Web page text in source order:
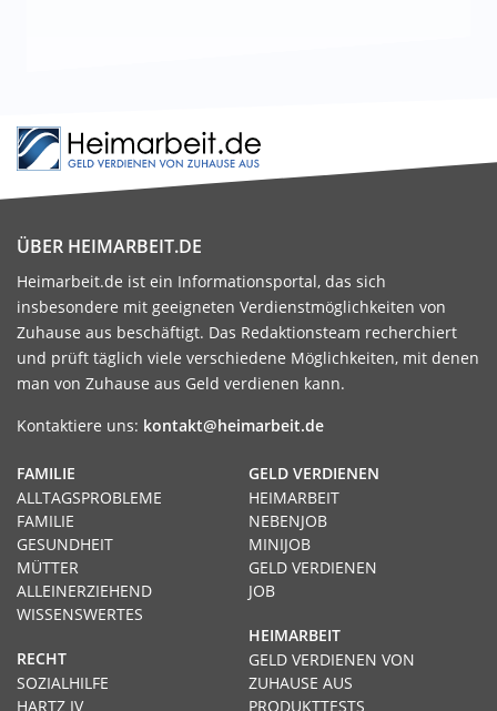
ÜBER HEIMARBEIT.DE
Heimarbeit.de ist ein Informationsportal, das sich
insbesondere mit geeigneten Verdienstmöglichkeiten von
Zuhause aus beschäftigt. Das Redaktionsteam recherchiert
und prüft täglich viele verschiedene Möglichkeiten, mit denen
man von Zuhause aus Geld verdienen kann.
Kontaktiere uns: kontakt@heimarbeit.de
GELD VERDIENEN
HEIMARBEIT
NEBENJOB
MINIJOB
GELD VERDIENEN
JOB
HEIMARBEIT
GELD VERDIENEN VON
ZUHAUSE AUS
PRODUKTTESTS
FAMILIE
ALLTAGSPROBLEME
FAMILIE
GESUNDHEIT
MÜTTER
ALLEINERZIEHEND
WISSENSWERTES
RECHT
SOZIALHILFE
HARTZ IV